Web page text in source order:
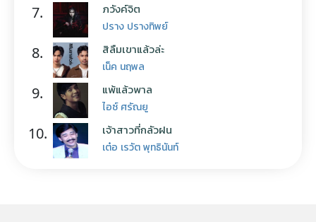
7. ภวังค์จิต
ปราง ปรางทิพย์
8. สิลืมเขาแล้วล่ะ
เน็ค นฤพล
9. แพ้แล้วพาล
ไอซ์ ศรัณยู
10. เจ้าสาวที่กลัวฝน
เต๋อ เรวัต พุทธินันท์